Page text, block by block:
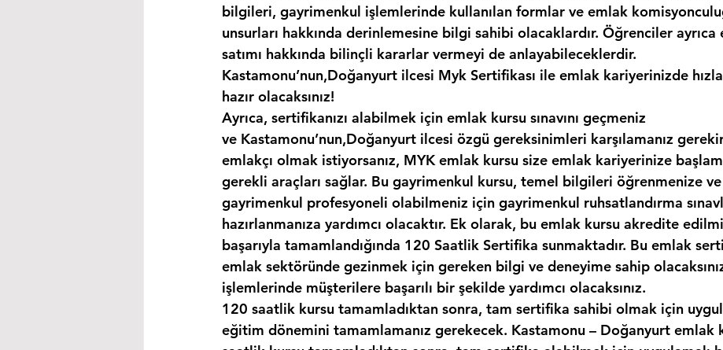
bilgileri, gayrimenkul işlemlerinde kullanılan formlar ve emlak
unsurları hakkında derinlemesine bilgi sahibi olacaklardır. Öğrenciler ayrıca
satımı hakkında bilinçli kararlar vermeyi de anlayabileceklerdir.
Kastamonu’nun,Doğanyurt ilcesi Myk Sertifikası ile emlak kariyerinizde
hazır olacaksınız!
Ayrıca, sertifikanızı alabilmek için emlak kursu sınavını geçmeniz
ve Kastamonu’nun,Doğanyurt ilcesi özgü gereksinimleri karşılamanız
emlakçı olmak istiyorsanız, MYK emlak kursu size emlak kariyerinize
gerekli araçları sağlar. Bu gayrimenkul kursu, temel bilgileri öğrenmenize
gayrimenkul profesyoneli olabilmeniz için gayrimenkul ruhsatlandırma
hazırlanmanıza yardımcı olacaktır. Ek olarak, bu emlak kursu akredite
başarıyla tamamlandığında 120 Saatlik Sertifika sunmaktadır. Bu emlak
emlak sektöründe gezinmek için gereken bilgi ve deneyime sahip
işlemlerinde müşterilere başarılı bir şekilde yardımcı olacaksınız.
120 saatlik kursu tamamladıktan sonra, tam sertifika sahibi olmak için
eğitim dönemini tamamlamanız gerekecek. Kastamonu – Doğanyurt emlak